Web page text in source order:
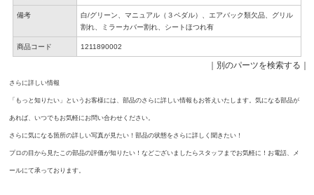
備考
白/グリーン、マニュアル（３ペダル）、エアバック類欠品、グリル
割れ、ミラーカバー割れ、シートほつれ有
商品コード 1211890002
｜ 別のパーツを検索する ｜
さらに詳しい情報
「もっと知りたい」というお客様には、部品のさらに詳しい情報もお答えいたします。気になる部品が
あれば、いつでもお気軽にお問い合わせください。
さらに気になる箇所の詳しい写真が見たい！部品の状態をさらに詳しく聞きたい！
プロの目から見たこの部品の評価が知りたい！などございましたらスタッフまでお気軽に！お電話、メ
ールにて承っております。